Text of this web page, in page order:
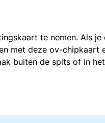
te nemen. Als
met deze ov-
buiten de spits of in